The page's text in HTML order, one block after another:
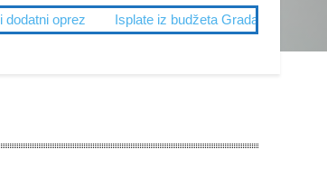
oprez Isplate iz budžeta Grada Leskovca